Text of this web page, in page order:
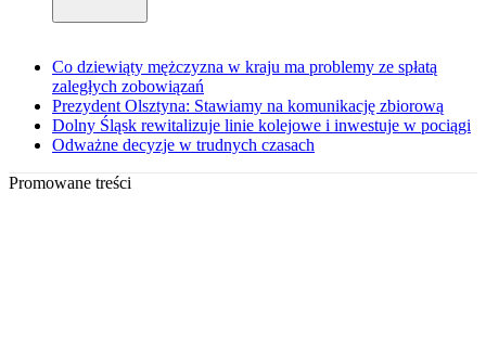
Co dziewiąty mężczyzna w kraju ma problemy ze spłatą
zaległych zobowiązań
Prezydent Olsztyna: Stawiamy na komunikację zbiorową
Dolny Śląsk rewitalizuje linie kolejowe i inwestuje w pociągi
Odważne decyzje w trudnych czasach
Promowane treści